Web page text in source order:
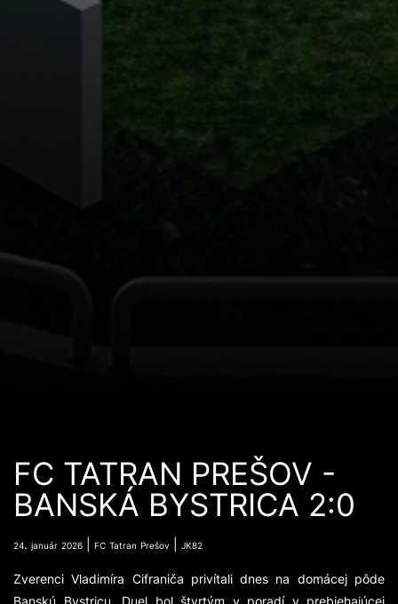
FC TATRAN PREŠOV -
BANSKÁ BYSTRICA 2:0
24. január 2026 FC Tatran Prešov JK82
Zverenci Vladimíra Cifraniča privítali dnes na domácej pôde